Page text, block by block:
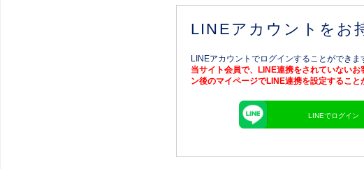
LINEアカウントをお
LINEアカウントでログインすることができま
当サイト会員で、LINE連携をされていないお
ン後のマイページでLINE連携を設定すること
LINEでログイン